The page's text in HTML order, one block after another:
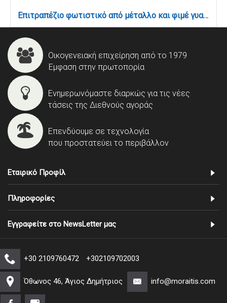
Επιτραπέζιο φωτιστικό από μέταλλο και φιμέ γυαλί 1XE27 D:30cm (3043-Fime)
Οικογενειακή επιχείρηση από το 1979
Έμφαση στην πρωτοπορία
Ενημερωνόμαστε διαρκώς για τις νέες
τάσεις της Διεθνούς αγοράς
Επενδύουμε σε τεχνολογία
που προστατεύει το περιβάλλον
Εταιρικό Προφίλ
Πληροφορίες
Εγγραφείτε στο NewsLetter μας
+30 2109760472 +302109702003
Όθωνος 46, Άγιος Δημήτριος info@moraitis.com